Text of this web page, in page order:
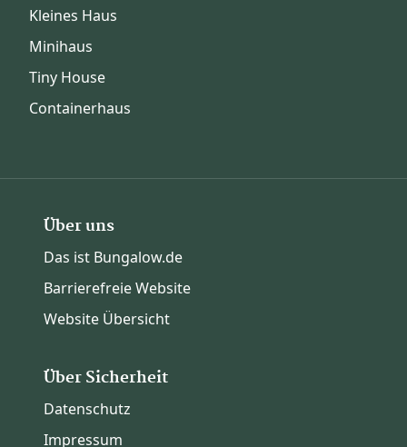
Kleines Haus
Minihaus
Tiny House
Containerhaus
Über uns
Das ist Bungalow.de
Barrierefreie Website
Website Übersicht
Über Sicherheit
Datenschutz
Impressum